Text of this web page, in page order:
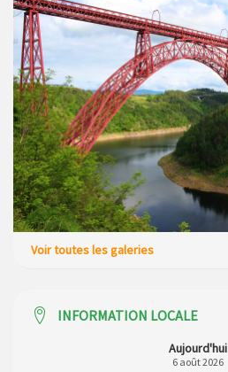
Voir toutes les galeries
INFORMATION LOCALE
Aujourd'hui
6 août 2026